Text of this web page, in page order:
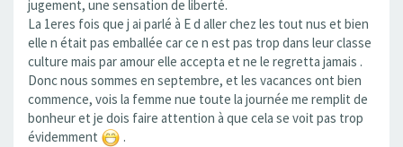
jugement, une sensation de liberté.
La 1eres fois que j ai parlé à E d aller chez les tout nus et bien
elle n était pas emballée car ce n est pas trop dans leur classe
culture mais par amour elle accepta et ne le regretta jamais .
Donc nous sommes en septembre, et les vacances ont bien
commence, vois la femme nue toute la journée me remplit de
bonheur et je dois faire attention à que cela se voit pas trop
évidemment
.